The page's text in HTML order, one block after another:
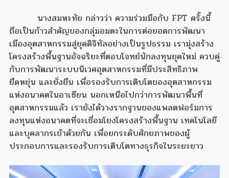
นางสมหะทัย กล่าวว่า ความร่วมมือกับ FPT ครั้งนี้
ถือเป็นก้าวสำคัญของกลุ่มอมตะในการต่อยอดการพัฒนา
เมืองอุตสาหกรรมสู่ยุคดิจิทัลอย่างเป็นรูปธรรม เรามุ่งสร้าง
โครงสร้างพื้นฐานอัจฉริยะที่ตอบโจทย์นักลงทุนยุคใหม่ ควบคู่
กับการพัฒนาระบบนิเวศอุตสาหกรรมที่มีประสิทธิภาพ
ยืดหยุ่น และยั่งยืน เพื่อรองรับการเติบโตของอุตสาหกรรม
แห่งอนาคตในอาเซียน นอกเหนือไปกว่าการพัฒนาพื้นที่
อุตสาหกรรมแล้ว เรายังได้วางรากฐานของแพลตฟอร์มการ
ลงทุนแห่งอนาคตที่จะเชื่อมโยงโครงสร้างพื้นฐาน เทคโนโลยี
และบุคลากรเข้าด้วยกัน เพื่อยกระดับศักยภาพของผู้
ประกอบการและรองรับการเติบโตทางธุรกิจในระยะยาว